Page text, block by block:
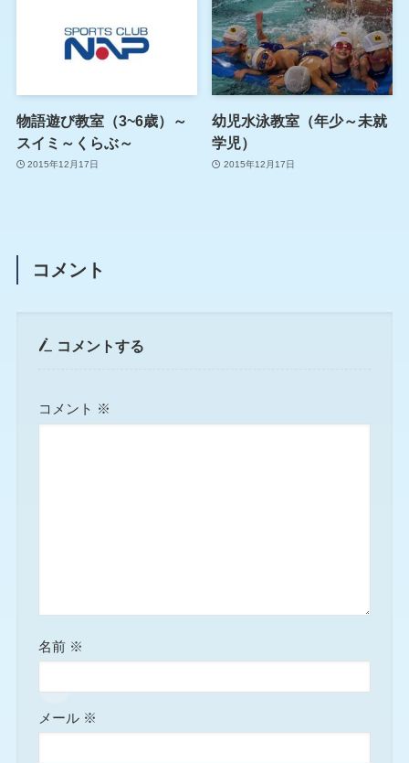
物語遊び教室（3~6歳）～
スイミ～くらぶ～
2015年12月17日
幼児水泳教室（年少～未就
学児）
2015年12月17日
コメント
コメントする
コメント ※
名前 ※
メール ※